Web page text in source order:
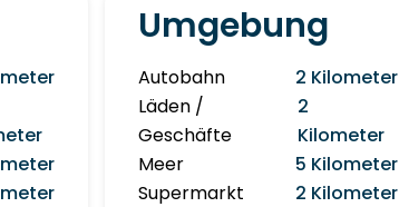
Umgebung
Autobahn
2 Kilometer
Läden /
Geschäfte
2
Kilometer
Meer
5 Kilometer
Supermarkt
2 Kilometer